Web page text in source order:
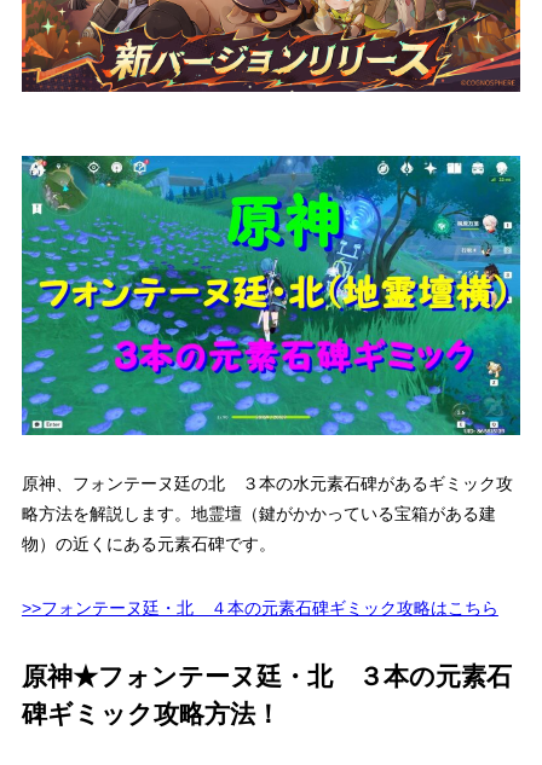
原神、フォンテーヌ廷の北 ３本の水元素石碑があるギミック攻
略方法を解説します。地霊壇（鍵がかかっている宝箱がある建
物）の近くにある元素石碑です。
>>フォンテーヌ廷・北 ４本の元素石碑ギミック攻略はこちら
原神★フォンテーヌ廷・北 ３本の元素石
碑ギミック攻略方法！